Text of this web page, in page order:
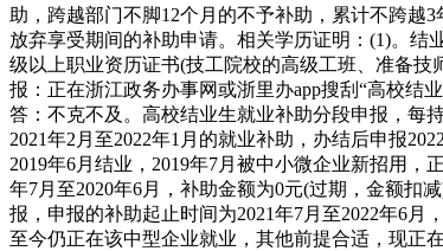
助，跨越部门不脚12个月的不予补助，累计不跨越
放弃享受期间的补助申请。相关学历证明：(1)。结
级以上职业资历证书(技工院校的高级工班、准备
报：正在浙江政务办事网或浙里办app搜刮“高校结
答：不克不及。高校结业生就业补助分段申报，每
2021年2月至2022年1月的就业补助，办结后申报
2019年6月结业，2019年7月被中小微企业新招用
年7月至2020年6月，补助金额为0元(过期，金额扣
报，申报的补助起止时间为2021年7月至2022年6月
至今仍正在该中型企业就业，其他前提合适，现正